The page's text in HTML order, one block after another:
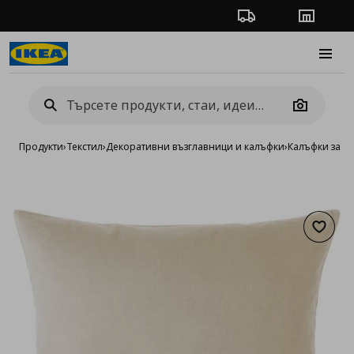
Проследяване на
Camera
Продукти›Текстил›Декоративни възглавници и калъфки›Калъфки за